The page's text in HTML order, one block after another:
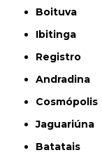
Boituva
Ibitinga
Registro
Andradina
Cosmópolis
Jaguariúna
Batatais